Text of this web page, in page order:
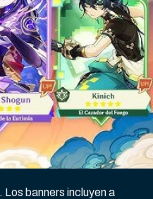
. Los banners incluyen a